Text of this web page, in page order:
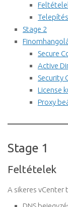
Telepítés
Stage 2
Secure
Active
Security
License
Proxy
Stage 1
Feltételek
A sikeres